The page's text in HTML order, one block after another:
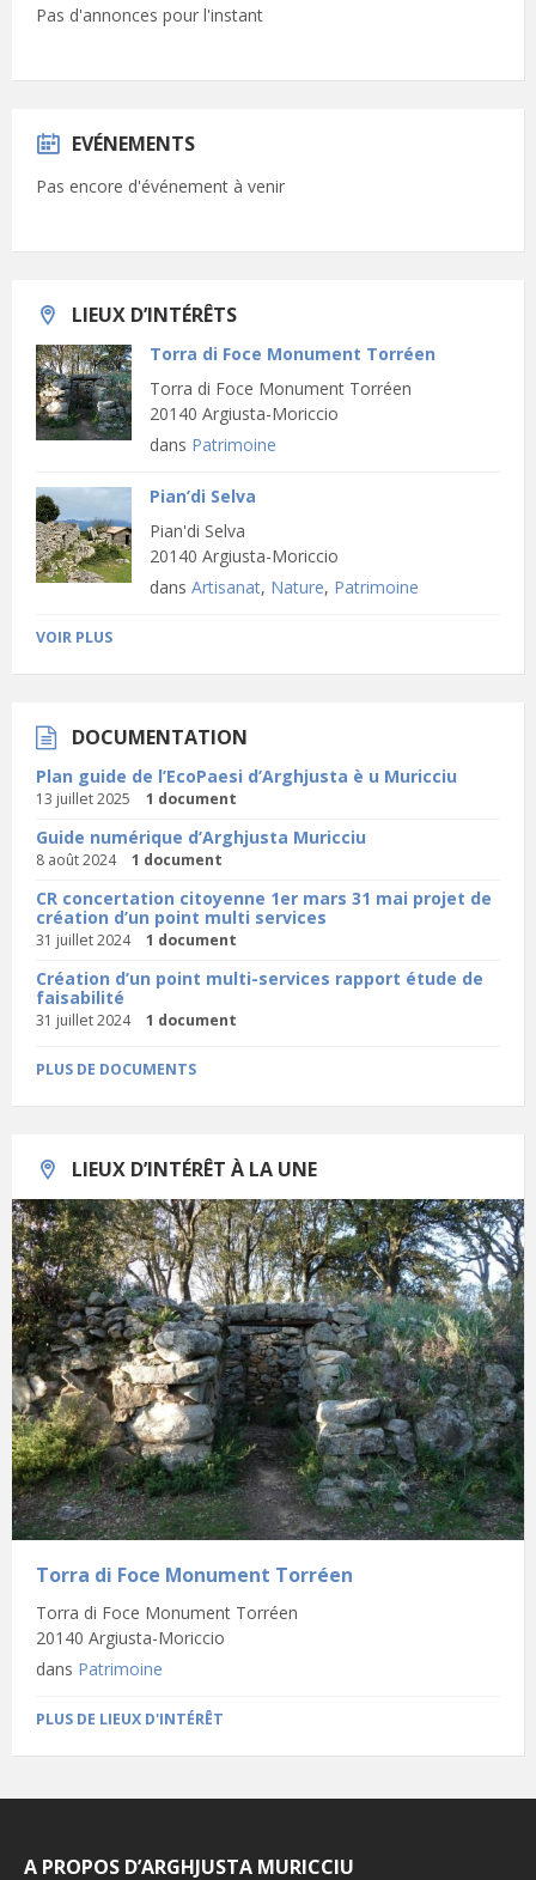
Pas d'annonces pour l'instant
EVÉNEMENTS
Pas encore d'événement à venir
LIEUX D’INTÉRÊTS
Torra di Foce Monument Torréen
Torra di Foce Monument Torréen
20140 Argiusta-Moriccio
dans Patrimoine
Pian’di Selva
Pian'di Selva
20140 Argiusta-Moriccio
dans Artisanat, Nature, Patrimoine
VOIR PLUS
DOCUMENTATION
Plan guide de l’EcoPaesi d’Arghjusta è u Muricciu
13 juillet 2025 1 document
Guide numérique d’Arghjusta Muricciu
8 août 2024 1 document
CR concertation citoyenne 1er mars 31 mai projet de
création d’un point multi services
31 juillet 2024 1 document
Création d’un point multi-services rapport étude de
faisabilité
31 juillet 2024 1 document
PLUS DE DOCUMENTS
LIEUX D’INTÉRÊT À LA UNE
Torra di Foce Monument Torréen
Torra di Foce Monument Torréen
20140 Argiusta-Moriccio
dans Patrimoine
PLUS DE LIEUX D'INTÉRÊT
A PROPOS D’ARGHJUSTA MURICCIU